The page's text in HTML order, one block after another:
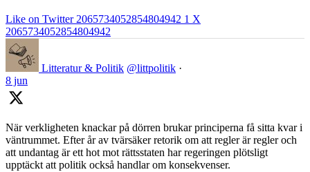
Like on Twitter 2065734052854804942 1 X
2065734052854804942
Litteratur & Politik @littpolitik ·
8 jun
När verkligheten knackar på dörren brukar principerna få sitta kvar i
väntrummet. Efter år av tvärsäker retorik om att regler är regler och
att undantag är ett hot mot rättsstaten har regeringen plötsligt
upptäckt att politik också handlar om konsekvenser.